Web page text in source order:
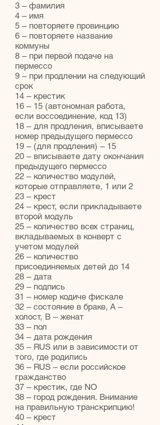
3 – фамилия
4 – имя
5 – повторяете провинцию
6 – повторяете название
коммуны
8 – при первой подаче на
пермессо
9 – при продлении на следующий
срок
14 – крестик
16 – 15 (автономная работа,
если воссоединение, код 13)
18 – для продления, вписываете
номер предыдущего пермессо
19 – (для продления) – 15
20 – вписываете дату окончания
предыдущего пермессо
22 – количество модулей,
которые отправляете, 1 или 2
23 – крест
24 – крест, если прикладываете
второй модуль
25 – количество всех страниц,
вкладываемых в конверт с
учетом модулей
26 – количество
присоединяемых детей до 14
28 – дата
29 – подпись
31 – номер кодиче фискале
32 – состояние в браке, А –
холост, В – женат
33 – пол
34 – дата рождения
35 – RUS или в зависимости от
того, где родились
36 – RUS – если российское
гражданство
37 – крестик, где NO
38 – город рождения. Внимание
на правильную транскрипцию!
40 – крест